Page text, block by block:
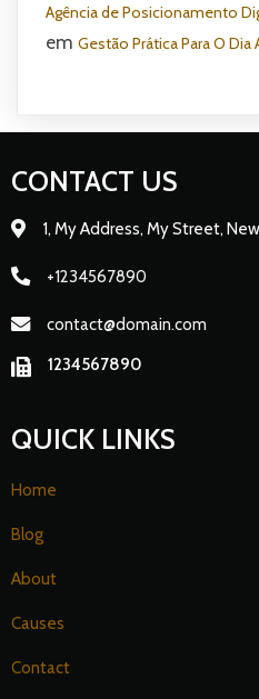
Agência de Posicionamento
em Gestão Prática Para O Dia
CONTACT US
1, My Address, My Street,
+1234567890
contact@domain.com
1234567890
QUICK LINKS
Home
Blog
About
Causes
Contact